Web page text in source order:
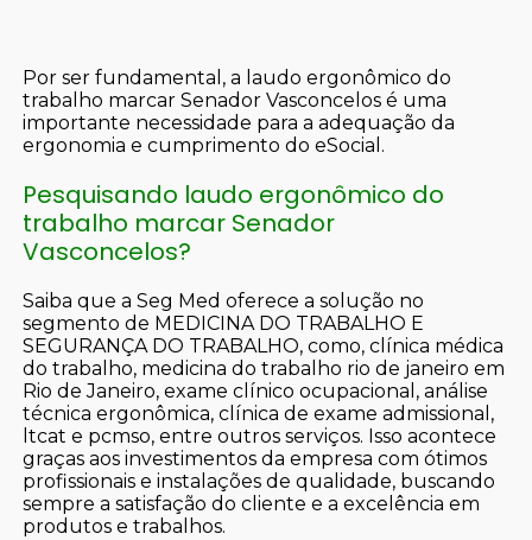
Por ser fundamental, a laudo ergonômico do
trabalho marcar Senador Vasconcelos é uma
importante necessidade para a adequação da
ergonomia e cumprimento do eSocial.
Pesquisando laudo ergonômico do
trabalho marcar Senador
Vasconcelos?
Saiba que a Seg Med oferece a solução no
segmento de MEDICINA DO TRABALHO E
SEGURANÇA DO TRABALHO, como, clínica médica
do trabalho, medicina do trabalho rio de janeiro em
Rio de Janeiro, exame clínico ocupacional, análise
técnica ergonômica, clínica de exame admissional,
ltcat e pcmso, entre outros serviços. Isso acontece
graças aos investimentos da empresa com ótimos
profissionais e instalações de qualidade, buscando
sempre a satisfação do cliente e a excelência em
produtos e trabalhos.